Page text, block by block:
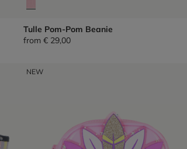
Tulle Pom-Pom Beanie
from € 29,00
NEW